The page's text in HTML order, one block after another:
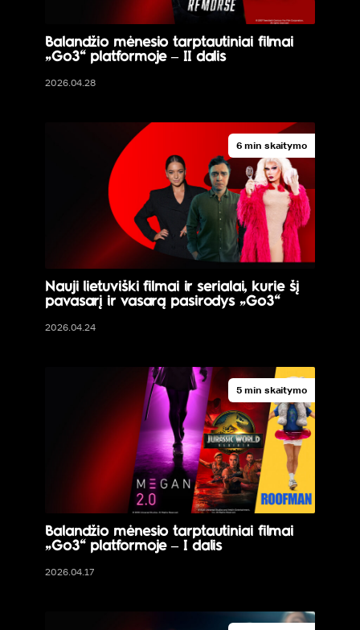
Balandžio mėnesio tarptautiniai filmai
„Go3“ platformoje – II dalis
2026.04.28
6 min skaitymo
Nauji lietuviški filmai ir serialai, kurie šį
pavasarį ir vasarą pasirodys „Go3“
2026.04.24
5 min skaitymo
Balandžio mėnesio tarptautiniai filmai
„Go3“ platformoje – I dalis
2026.04.17